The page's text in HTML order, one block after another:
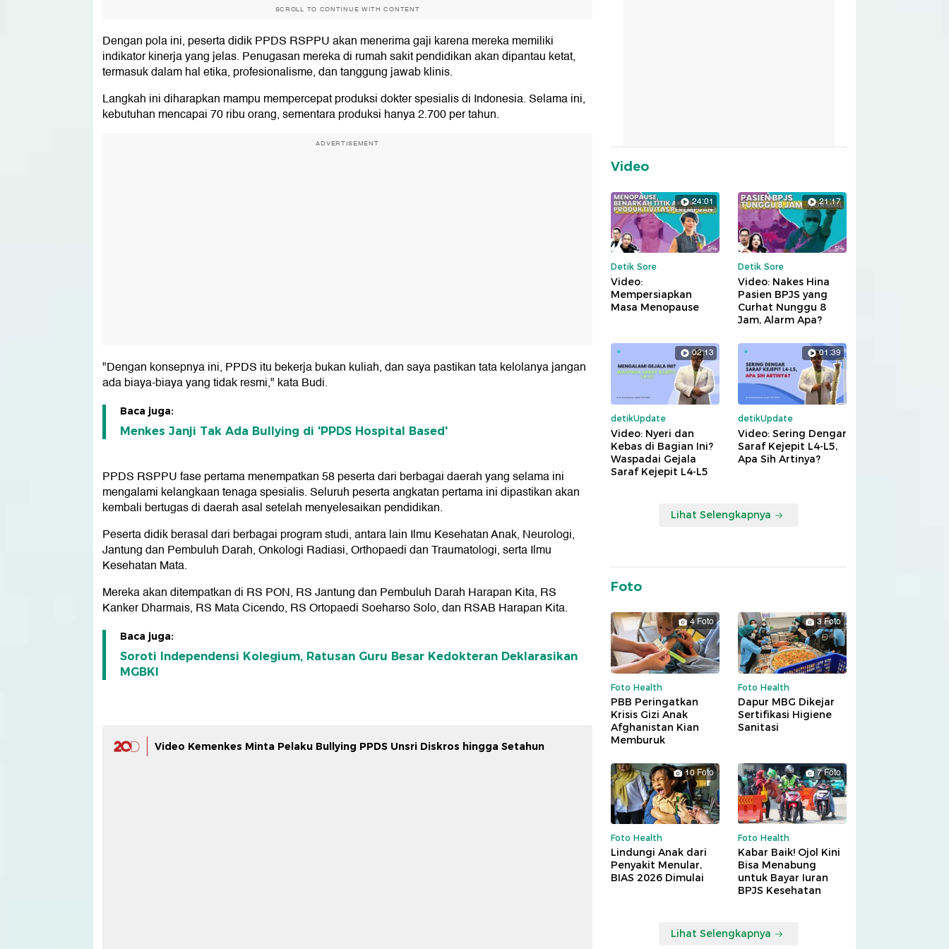
SCROLL TO CONTINUE WITH CONTENT
Dengan pola ini, peserta didik PPDS RSPPU akan menerima gaji karena mereka memiliki
indikator kinerja yang jelas. Penugasan mereka di rumah sakit pendidikan akan dipantau ketat,
termasuk dalam hal etika, profesionalisme, dan tanggung jawab klinis.
Langkah ini diharapkan mampu mempercepat produksi dokter spesialis di Indonesia. Selama ini,
kebutuhan mencapai 70 ribu orang, sementara produksi hanya 2.700 per tahun.
ADVERTISEMENT
"Dengan konsepnya ini, PPDS itu bekerja bukan kuliah, dan saya pastikan tata kelolanya jangan
ada biaya-biaya yang tidak resmi," kata Budi.
Baca juga:
Menkes Janji Tak Ada Bullying di 'PPDS Hospital Based'
PPDS RSPPU fase pertama menempatkan 58 peserta dari berbagai daerah yang selama ini
mengalami kelangkaan tenaga spesialis. Seluruh peserta angkatan pertama ini dipastikan akan
kembali bertugas di daerah asal setelah menyelesaikan pendidikan.
Peserta didik berasal dari berbagai program studi, antara lain Ilmu Kesehatan Anak, Neurologi,
Jantung dan Pembuluh Darah, Onkologi Radiasi, Orthopaedi dan Traumatologi, serta Ilmu
Kesehatan Mata.
Mereka akan ditempatkan di RS PON, RS Jantung dan Pembuluh Darah Harapan Kita, RS
Kanker Dharmais, RS Mata Cicendo, RS Ortopaedi Soeharso Solo, dan RSAB Harapan Kita.
Baca juga:
Soroti Independensi Kolegium, Ratusan Guru Besar Kedokteran Deklarasikan
MGBKI
Video Kemenkes Minta Pelaku Bullying PPDS Unsri Diskros hingga Setahun
Video
24:01
Detik Sore
Video:
Mempersiapkan
Masa Menopause
21:17
Detik Sore
Video: Nakes Hina
Pasien BPJS yang
Curhat Nunggu 8
Jam, Alarm Apa?
02:13
detikUpdate
Video: Nyeri dan
Kebas di Bagian Ini?
Waspadai Gejala
Saraf Kejepit L4-L5
01:39
detikUpdate
Video: Sering Dengar
Saraf Kejepit L4-L5,
Apa Sih Artinya?
Lihat Selengkapnya
Foto
4 Foto
Foto Health
PBB Peringatkan
Krisis Gizi Anak
Afghanistan Kian
Memburuk
3 Foto
Foto Health
Dapur MBG Dikejar
Sertifikasi Higiene
Sanitasi
10 Foto
Foto Health
Lindungi Anak dari
Penyakit Menular,
BIAS 2026 Dimulai
7 Foto
Foto Health
Kabar Baik! Ojol Kini
Bisa Menabung
untuk Bayar Iuran
BPJS Kesehatan
Lihat Selengkapnya